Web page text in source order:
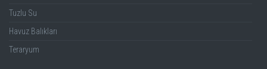
Tuzlu Su
Havuz Balıkları
Teraryum